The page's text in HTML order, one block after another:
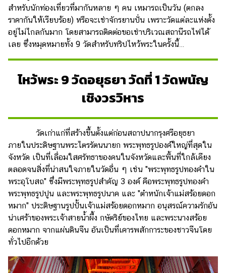
เลี้ยง
Infographic
บริการ
แอปฯ
กระปุก
ปัญหา
ร่วม
งาน
กับ
เรา
สำหรับนักท่องเที่ยวที่มากันหลาย ๆ คน เหมารถเป็นวัน (ตกลง
ราคากันให้เรียบร้อย) หรือจะเช่าจักรยานปั่น เพราะวัดแต่ละแห่งตั้ง
อยู่ไม่ไกลกันมาก โดยสามารถติดต่อขอเช่าบริเวณสถานีรถไฟได้
เลย ซึ่งหมุดหมายทั้ง 9 วัดสำหรับทริปไหว้พระในครั้งนี้…
ไหว้พระ 9 วัดอยุธยา วัดที่ 1 วัดพนัญ
เชิงวรวิหาร
วัดเก่าแก่ที่สร้างขึ้นตั้งแต่ก่อนสถาปนากรุงศรีอยุธยา
ภายในประดิษฐานพระไตรรัตนนายก พระพุทธรูปองค์ใหญ่ที่สุดใน
จังหวัด เป็นที่เลื่อมใสศรัทธาของคนในจังหวัดและพื้นที่ใกล้เคียง
ตลอดจนสิ่งที่น่าสนใจภายในวัดอื่น ๆ เช่น "พระพุทธรูปทองคำใน
พระอุโบสถ" ซึ่งมีพระพุทธรูปสำคัญ 3 องค์ คือพระพุทธรูปทองคำ
พระพุทธรูปปูน และพระพุทธรูปนาค และ "ตำหนักเจ้าแม่สร้อยดอก
หมาก" ประดิษฐานรูปปั้นเจ้าแม่สร้อยดอกหมาก อนุสรณ์ความรักอัน
น่าเศร้าของพระเจ้าสายน้ำผึ้ง กษัตริย์ของไทย และพระนางสร้อย
ดอกหมาก จากแผ่นดินจีน อันเป็นที่เคารพสักการะของชาวจีนโดย
ทั่วไปอีกด้วย